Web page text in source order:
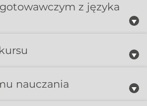
z języka
nauczania